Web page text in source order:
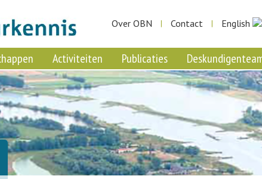
Over OBN | Contact | English
Activiteiten Publicaties